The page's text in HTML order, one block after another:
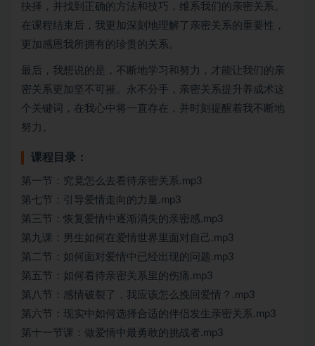
抉择，并找到正确的方法和技巧，维系我们的亲密关系。
在课程结束后，我更加深刻地理解了亲密关系的重要性，
更加感恩我所拥有的珍贵的关系。
最后，我想说的是，不断地学习和努力，才能让我们的亲
密关系更加坚不可摧。永不分手，亲密关系提升养成术这
个关键词，在我心中将一直存在，并时刻提醒着我不断地
努力。
课程目录：
第一节：究竟怎么去看待亲密关系.mp3
第七节：引导爱情走向的力量.mp3
第三节：恢复爱情中逐渐消失的亲密感.mp3
第九课：男生如何在爱情世界里面对自己.mp3
第二节：如何面对爱情中已经出现的问题.mp3
第五节：如何看待亲密关系里的伤痛.mp3
第八节：感情破裂了，我应该怎么挽回爱情？.mp3
第六节：现实中如何选择合适的伴侣发生亲密关系.mp3
第十一节课：做爱情中最勇敢的挑战者.mp3